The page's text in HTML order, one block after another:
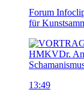
Forum
für
13:49